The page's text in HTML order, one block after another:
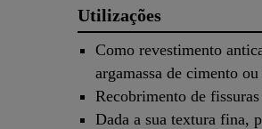
Utilizações
Como revestimento
argamassa de cimento
Recobrimento de
Dada a sua textura fina,